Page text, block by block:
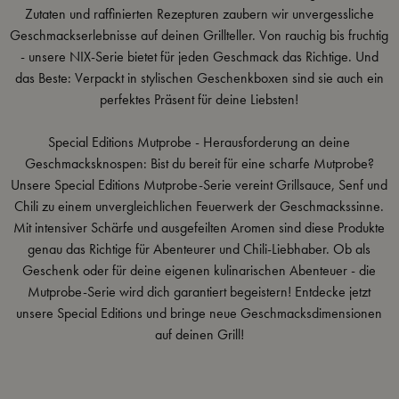
Zutaten undraffinierten Rezepturen zaubern wir unvergessliche
Geschmackserlebnisse auf deinen Grillteller. Von rauchig bis fruchtig
- unsere NIX-Serie bietet für jeden Geschmack das Richtige. Und
das Beste: Verpackt in stylischen Geschenkboxen sind sie auch ein
perfektes Präsent für deine Liebsten!
Special Editions Mutprobe - Herausforderung an deine
Geschmacksknospen: Bist du bereit für eine scharfe Mutprobe?
Unsere Special Editions Mutprobe-Serie vereint Grillsauce, Senf und
Chili zu einem unvergleichlichen Feuerwerk der Geschmackssinne.
Mit intensiver Schärfe und ausgefeilten Aromen sind diese Produkte
genau das Richtige für Abenteurer und Chili-Liebhaber. Ob als
Geschenk oder für deine eigenen kulinarischen Abenteuer - die
Mutprobe-Serie wird dich garantiert begeistern! Entdecke jetzt
unsere Special Editions und bringe neue Geschmacksdimensionen
auf deinen Grill!